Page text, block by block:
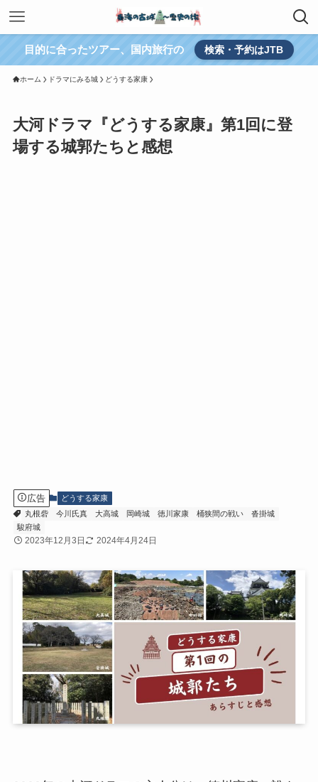
目的に合ったツアー、国内旅行の 検索・予約はJTB
ホーム ドラマにみる城 どうする家康
大河ドラマ『どうする家康』第1回に登
場する城郭たちと感想
広告
どうする家康
丸根砦
今川氏真 大高城 岡崎城 徳川家康 桶狭間の戦い
沓掛城
駿府城
2023年12月3日 2024年4月24日